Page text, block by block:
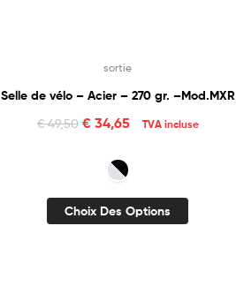
sortie
Selle de vélo – Acier – 270 gr. –Mod.MXR
€49,50 € 34,65 TVA incluse
Choix Des Options